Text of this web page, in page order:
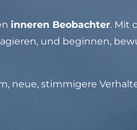
inneren Beobachter. Mit
und beginnen,
neue, stimmigere